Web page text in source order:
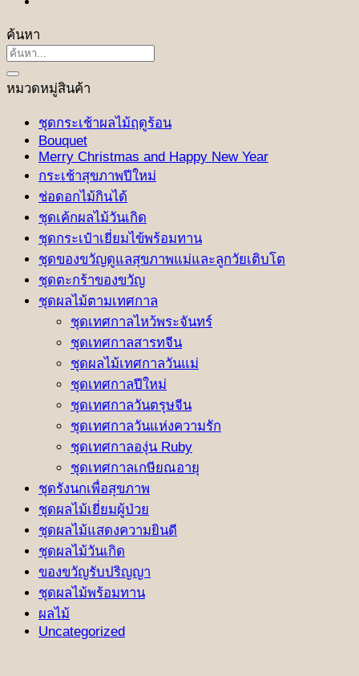
ค้นหา
ค้นหา:
หมวดหมู่สินค้า
ชุดกระเช้าผลไม้ฤดูร้อน
Bouquet
Merry Christmas and Happy New Year
กระเช้าสุขภาพปีใหม่
ช่อดอกไม้กินได้
ชุดเค้กผลไม้วันเกิด
ชุดกระเป๋าเยี่ยมไข้พร้อมทาน
ชุดของขวัญดูแลสุขภาพแม่และลูกวัยเติบโต
ชุดตะกร้าของขวัญ
ชุดผลไม้ตามเทศกาล
ชุดเทศกาลไหว้พระจันทร์
ชุดเทศกาลสารทจีน
ชุดผลไม้เทศกาลวันแม่
ชุดเทศกาลปีใหม่
ชุดเทศกาลวันตรุษจีน
ชุดเทศกาลวันแห่งความรัก
ชุดเทศกาลองุ่น Ruby
ชุดเทศกาลเกษียณอายุ
ชุดรังนกเพื่อสุขภาพ
ชุดผลไม้เยี่ยมผู้ป่วย
ชุดผลไม้แสดงความยินดี
ชุดผลไม้วันเกิด
ของขวัญรับปริญญา
ชุดผลไม้พร้อมทาน
ผลไม้
Uncategorized